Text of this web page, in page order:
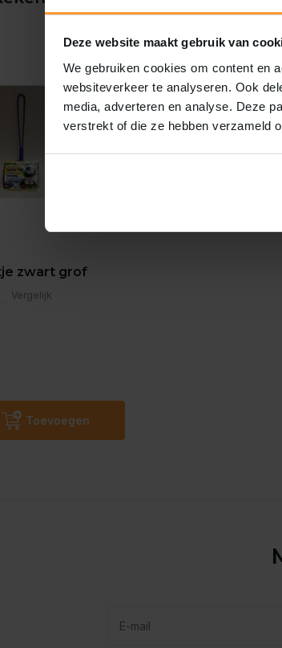
Deze website maakt gebruik van
We gebruiken cookies om content en
websiteverkeer te analyseren. Ook
media, adverteren en analyse. Deze
verstrekt of die ze hebben verzameld
zwart grof
Vergelijk
Toevoegen